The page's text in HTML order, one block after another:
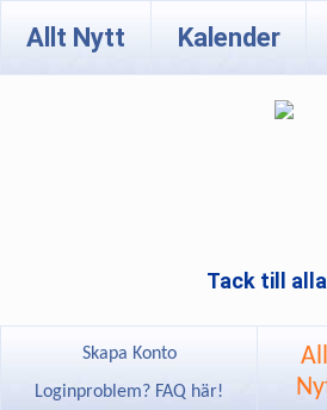
Allt Nytt Kalender
Tack till
Skapa Konto
Loginproblem? FAQ här!